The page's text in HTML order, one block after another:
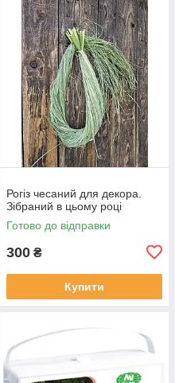
Рогіз чесаний для декора.
Зібраний в цьому році
Готово до відправки
300 ₴
Купити